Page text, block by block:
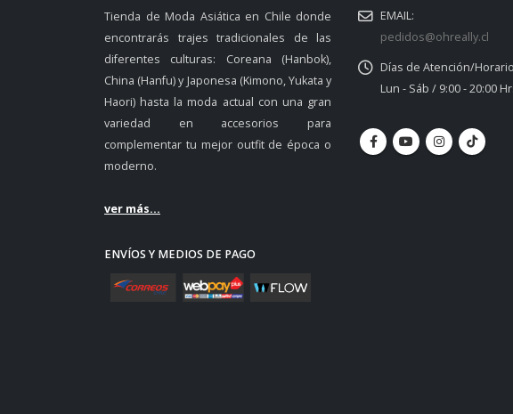
Tienda de Moda Asiática en Chile donde
encontrarás trajes tradicionales de las
diferentes culturas: Coreana (Hanbok),
China (Hanfu) y Japonesa (Kimono, Yukata y
Haori) hasta la moda actual con una gran
variedad en accesorios para
complementar tu mejor outfit de época o
moderno.
ver más...
ENVÍOS Y MEDIOS DE PAGO
EMAIL:
pedidos@ohreally.cl
Días de Atención/
Lun - Sáb / 9:00 - 20:00